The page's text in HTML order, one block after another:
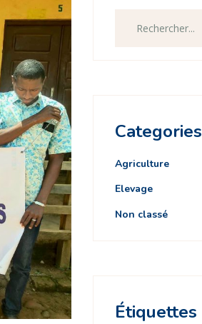
Categories
Agriculture
Elevage
Non classé
Étiquettes